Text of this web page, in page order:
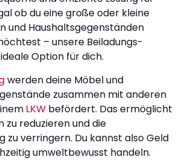
ob du eine große oder kleine
und Haushaltsgegenständen
– unsere Beiladungs-
Option für dich.
werden deine Möbel und
zusammen mit anderen
LKW befördert. Das ermöglicht
zu reduzieren und die
zu verringern. Du kannst also Geld
umweltbewusst handeln.